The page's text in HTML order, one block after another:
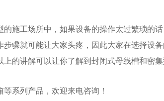
施工场所中，如果设备的操作太过繁琐的
骤就可能让大家头疼，因此大家在选择设
的讲解可以让你了解到封闭式母线槽和密集
等系列产品，欢迎来电咨询！